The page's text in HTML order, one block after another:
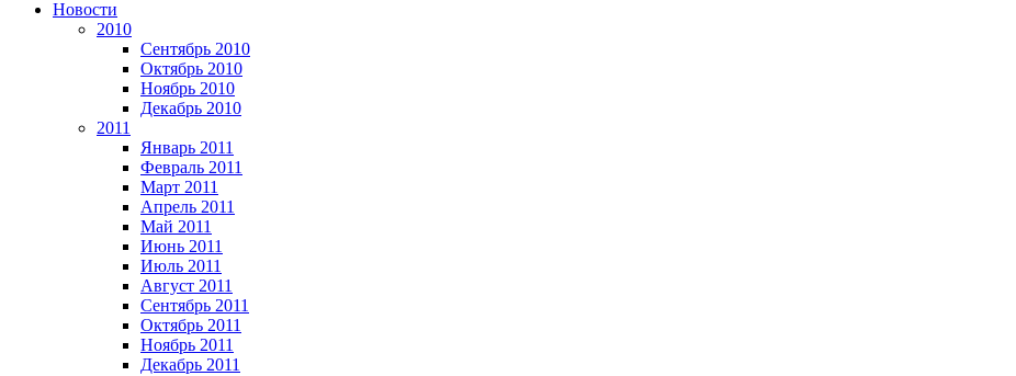
Новости
2010
Сентябрь 2010
Октябрь 2010
Ноябрь 2010
Декабрь 2010
2011
Январь 2011
Февраль 2011
Март 2011
Апрель 2011
Май 2011
Июнь 2011
Июль 2011
Август 2011
Сентябрь 2011
Октябрь 2011
Ноябрь 2011
Декабрь 2011